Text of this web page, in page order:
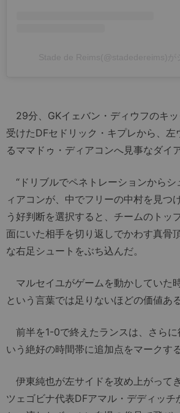
29分、GKイェバン・ディウフのキ
受けたDFセドリック・キプレから、左
るママドゥ・ディアコンへ見事なダイ
“ドリブルでペネトレーションからシ
ィアコンが、中でフリーの中村を見つ
う好判断を選択すると、チームのトッ
面にいた相手を切り返しでかわす真骨
な右足シュートをぶち込んだ。
マルセイユがゲームを動かしていた
という言葉では足りないほどの価値あ
前半を1-0で終えたランスは、さらに
いう絶好の時間帯に追加点をマークする
伊東純也が左サイドを攻め上がって
ツェゴビナ代表DFアマル・デディッチ